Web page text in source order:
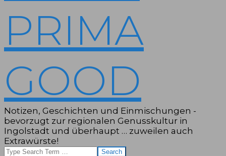
PRIMA
GOOD
Notizen, Geschichten und Einmischungen -
bevorzugt zur regionalen Genusskultur in
Ingolstadt und überhaupt … zuweilen auch
Extrawürste!
Search